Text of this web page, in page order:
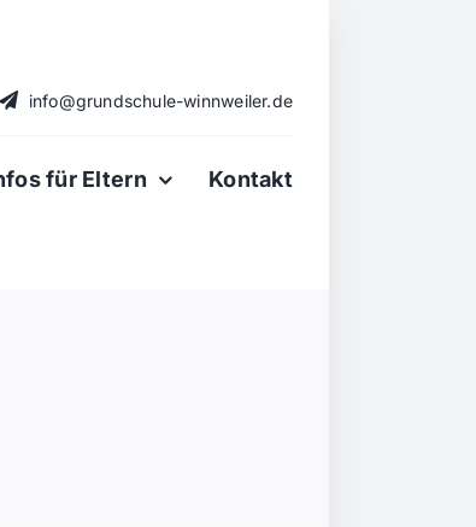
info@grundschule-winnweiler.de
für Eltern Kontakt